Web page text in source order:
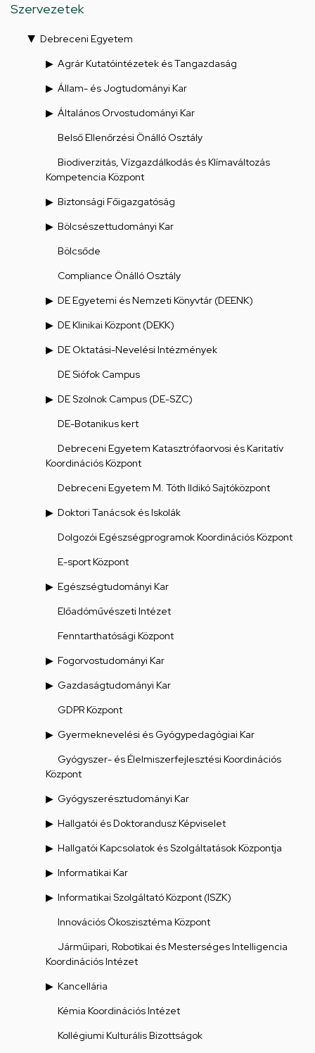
Szervezetek
Debreceni Egyetem
Agrár Kutatóintézetek és Tangazdaság
Állam- és Jogtudományi Kar
Általános Orvostudományi Kar
Belső Ellenőrzési Önálló Osztály
Biodiverzitás, Vízgazdálkodás és Klímaváltozás
Kompetencia Központ
Biztonsági Főigazgatóság
Bölcsészettudományi Kar
Bölcsőde
Compliance Önálló Osztály
DE Egyetemi és Nemzeti Könyvtár (DEENK)
DE Klinikai Központ (DEKK)
DE Oktatási-Nevelési Intézmények
DE Siófok Campus
DE Szolnok Campus (DE-SZC)
DE-Botanikus kert
Debreceni Egyetem Katasztrófaorvosi és Karitatív
Koordinációs Központ
Debreceni Egyetem M. Tóth Ildikó Sajtóközpont
Doktori Tanácsok és Iskolák
Dolgozói Egészségprogramok Koordinációs Központ
E-sport Központ
Egészségtudományi Kar
Előadóművészeti Intézet
Fenntarthatósági Központ
Fogorvostudományi Kar
Gazdaságtudományi Kar
GDPR Központ
Gyermeknevelési és Gyógypedagógiai Kar
Gyógyszer- és Élelmiszerfejlesztési Koordinációs
Központ
Gyógyszerésztudományi Kar
Hallgatói és Doktorandusz Képviselet
Hallgatói Kapcsolatok és Szolgáltatások Központja
Informatikai Kar
Informatikai Szolgáltató Központ (ISZK)
Innovációs Ökoszisztéma Központ
Járműipari, Robotikai és Mesterséges Intelligencia
Koordinációs Intézet
Kancellária
Kémia Koordinációs Intézet
Kollégiumi Kulturális Bizottságok